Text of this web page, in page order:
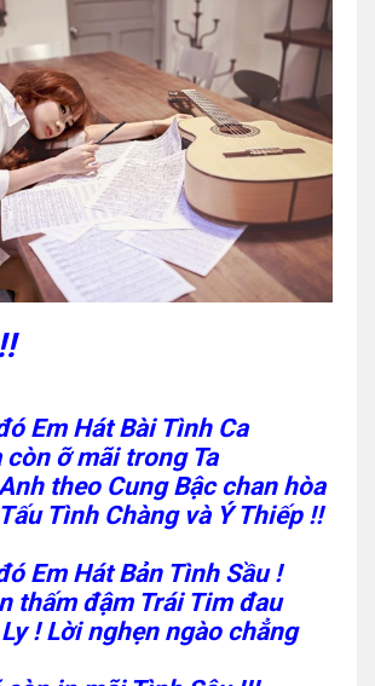
Em Hát Bài Tình Ca
còn ỡ mãi trong Ta
theo Cung Bậc chan hòa
Tình Chàng và Ý Thiếp !!
Em Hát Bản Tình Sầu !
thấm đậm Trái Tim đau
! Lời nghẹn ngào chẳng